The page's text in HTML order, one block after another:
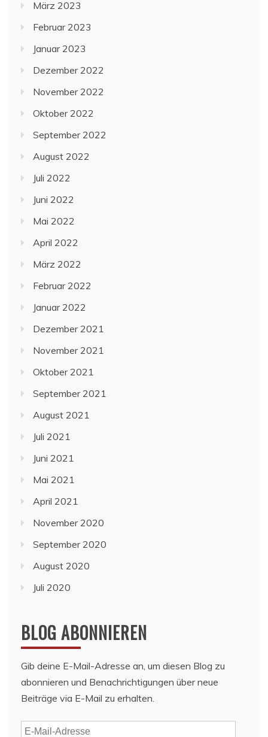
März 2023
Februar 2023
Januar 2023
Dezember 2022
November 2022
Oktober 2022
September 2022
August 2022
Juli 2022
Juni 2022
Mai 2022
April 2022
März 2022
Februar 2022
Januar 2022
Dezember 2021
November 2021
Oktober 2021
September 2021
August 2021
Juli 2021
Juni 2021
Mai 2021
April 2021
November 2020
September 2020
August 2020
Juli 2020
BLOG ABONNIEREN
Gib deine E-Mail-Adresse an, um diesen Blog zu
abonnieren und Benachrichtigungen über neue
Beiträge via E-Mail zu erhalten.
E-